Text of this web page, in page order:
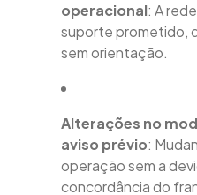
operacional: A
suporte prometido,
sem orientação.
Alterações no
aviso prévio:
operação sem a
concordância do